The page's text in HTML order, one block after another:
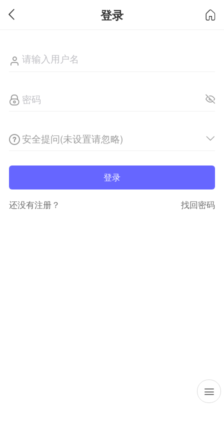
登录
安全提问(未设置请忽略)
登录
还没有注册？ 找回密码